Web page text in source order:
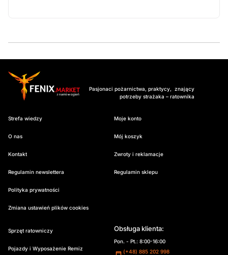
Pasjonaci pożarnictwa, praktycy, znający
potrzeby strażaka – ratownika
Strefa wiedzy
O nas
Kontakt
Regulamin newslettera
Polityka prywatności
Zmiana ustawień plików cookies
Moje konto
Mój koszyk
Zwroty i reklamacje
Regulamin sklepu
Sprzęt ratowniczy
Pojazdy i Wyposażenie Remiz
Obsługa klienta:
Pon. - Pt.: 8:00-16:00
(+48) 885 202 998